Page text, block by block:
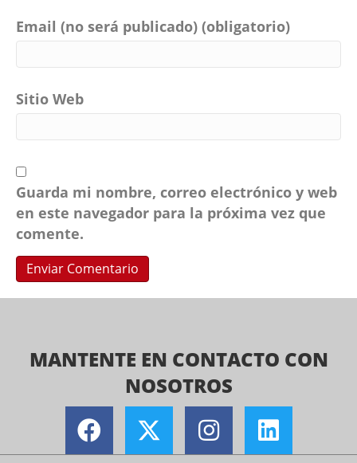
Email (no será publicado) (obligatorio)
Sitio Web
Guarda mi nombre, correo electrónico y web
en este navegador para la próxima vez que
comente.
MANTENTE EN CONTACTO CON
NOSOTROS